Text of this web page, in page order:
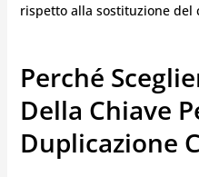
rispetto alla sostituzione del
Perché
Della Chiave
Duplicazione